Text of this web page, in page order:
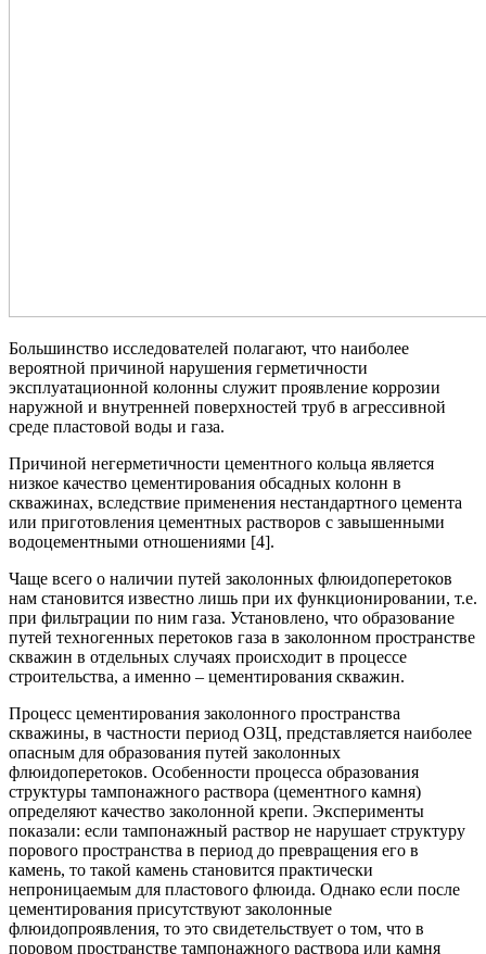
Большинство исследователей полагают, что наиболее
вероятной причиной нарушения герметичности
эксплуатационной колонны служит проявление коррозии
наружной и внутренней поверхностей труб в агрессивной
среде пластовой воды и газа.
Причиной негерметичности цементного кольца является
низкое качество цементирования обсадных колонн в
скважинах, вследствие применения нестандартного цемента
или приготовления цементных растворов с завышенными
водоцементными отношениями [4].
Чаще всего о наличии путей заколонных флюидоперетоков
нам становится известно лишь при их функционировании, т.е.
при фильтрации по ним газа. Установлено, что образование
путей техногенных перетоков газа в заколонном пространстве
скважин в отдельных случаях происходит в процессе
строительства, а именно – цементирования скважин.
Процесс цементирования заколонного пространства
скважины, в частности период ОЗЦ, представляется наиболее
опасным для образования путей заколонных
флюидоперетоков. Особенности процесса образования
структуры тампонажного раствора (цементного камня)
определяют качество заколонной крепи. Эксперименты
показали: если тампонажный раствор не нарушает структуру
порового пространства в период до превращения его в
камень, то такой камень становится практически
непроницаемым для пластового флюида. Однако если после
цементирования присутствуют заколонные
флюидопроявления, то это свидетельствует о том, что в
поровом пространстве тампонажного раствора или камня